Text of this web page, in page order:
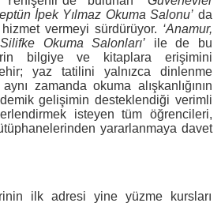
İpek Yılmaz Okuma Salonu’ da
vermeyi sürdürüyor. ‘Anamur,
Okuma Salonları’ ile de bu
bilgiye ve kitaplara erişimini
yaz tatilini yalnızca dinlenme
zamanda okuma alışkanlığının
gelişimin desteklendiği verimli
isteyen tüm öğrencileri,
yararlanmaya davet
ilk adresi yine yüzme kursları